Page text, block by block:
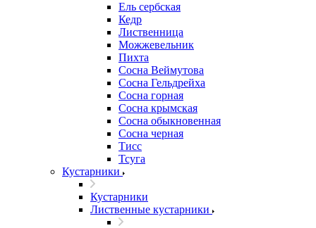
Ель сербская
Кедр
Лиственница
Можжевельник
Пихта
Сосна Веймутова
Сосна Гельдрейха
Сосна горная
Сосна крымская
Сосна обыкновенная
Сосна черная
Тисс
Тсуга
Кустарники
Кустарники
Лиственные кустарники